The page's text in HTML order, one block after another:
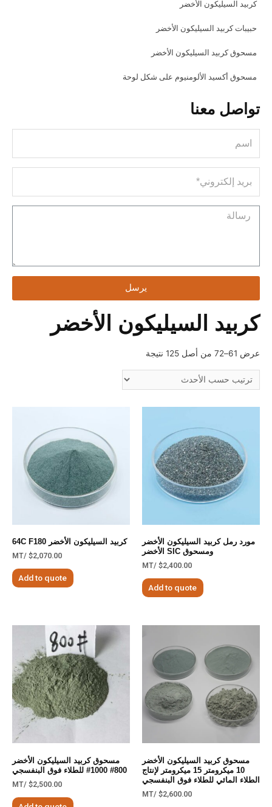
كربيد السيليكون الأخضر
حبيبات كربيد السيليكون الأخضر
مسحوق كربيد السيليكون الأخضر
مسحوق أكسيد الألومنيوم على شكل لوحة
تواصل معنا
يرسل
كربيد السيليكون الأخضر
عرض 61–72 من أصل 125 نتيجة
مورد رمل كربيد السيليكون الأخضر
ومسحوق SIC الأخضر
$2,400.00
/MT
Add to quote
كربيد السيليكون الأخضر 64C F180
$2,070.00
/MT
Add to quote
مسحوق كربيد السيليكون الأخضر
10 ميكرومتر 15 ميكرومتر لإنتاج
الطلاء المائي للطلاء فوق البنفسجي
$2,600.00
/MT
مسحوق كربيد السيليكون الأخضر
800# 1000# للطلاء فوق البنفسجي
$2,500.00
/MT